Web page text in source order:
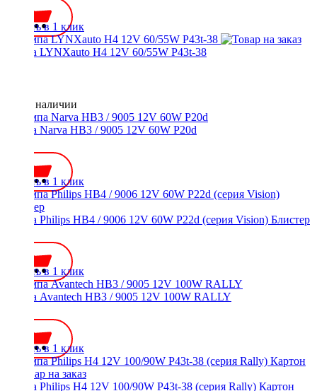
Купить в 1 клик
Лампа LYNXauto H4 12V 60/55W P43t-38
Нет в наличии
Лампа Narva HB3 / 9005 12V 60W P20d
Купить в 1 клик
Лампа Philips HB4 / 9006 12V 60W P22d (серия Vision) Блистер
Купить в 1 клик
Лампа Avantech HB3 / 9005 12V 100W RALLY
Купить в 1 клик
Лампа Philips H4 12V 100/90W P43t-38 (серия Rally) Картон